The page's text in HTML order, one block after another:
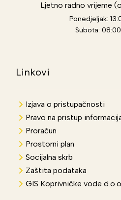
Ljetno radno vrijeme
Ponedjeljak:
Subota:
Linkovi
Izjava o pristupačnosti
Pravo na pristup
Proračun
Prostorni plan
Socijalna skrb
Zaštita podataka
GIS Koprivničke vode